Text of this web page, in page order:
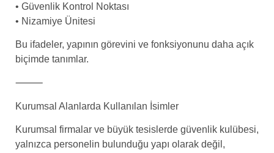
• Güvenlik Kontrol Noktası
• Nizamiye Ünitesi
Bu ifadeler, yapının görevini ve fonksiyonunu daha açık
biçimde tanımlar.
⸻
Kurumsal Alanlarda Kullanılan İsimler
Kurumsal firmalar ve büyük tesislerde güvenlik kulübesi,
yalnızca personelin bulunduğu yapı olarak değil,